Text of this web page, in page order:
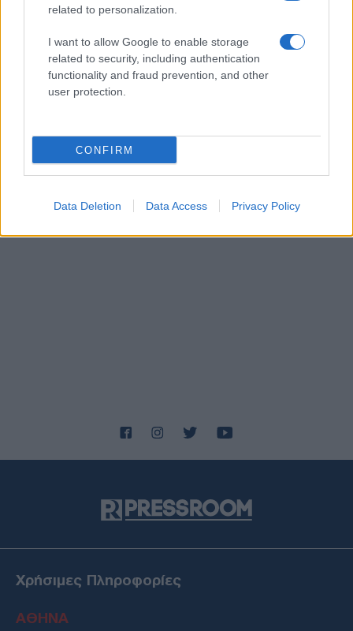
related to personalization.
I want to allow Google to enable storage
related to security, including authentication
functionality and fraud prevention, and other
user protection.
CONFIRM
Data Deletion Data Access Privacy Policy
07/08/26 - 22:29
της ατζέντας ΕΕ, ενέργεια και σχέσεις με τη Ρωσία
ΔΙΕΘΝΗ
07/08/26 - 22:13
Τι σηματοδοτεί η αμυντική συμφωνία Σ. Αραβίας,
07/08/26 - 21:59
χωροταξικό για τον Τουρισμό: «Καμία νομική συνέπεια»
ΔΙΕΘΝΗ
07/08/26 - 21:45
07/08/26 - 20:29
07/08/26 - 20:05
Ξεμένει από Patriot η ουκρανική αεράμυνα — «Εφιάλτης»
για το Κίεβο οι ρωσικοί βαλλιστικοί πύραυλοι
Χρήσιμες Πληροφορίες
ΑΘΗΝΑ